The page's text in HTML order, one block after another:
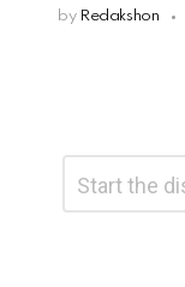
by Redakshon
Reply